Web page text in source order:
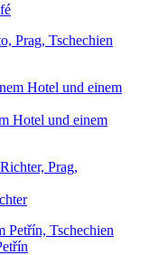
Hotel und einem